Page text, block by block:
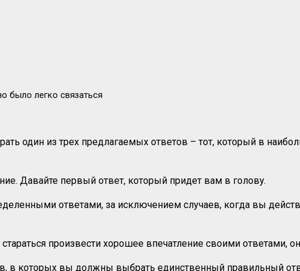
было легко связаться
один из трех предлагаемых ответов – тот, который в
Давайте первый ответ, который придет вам в голову.
ответами, за исключением случаев, когда вы
произвести хорошее впечатление своими ответами,
в которых вы должны выбрать единственный правильный